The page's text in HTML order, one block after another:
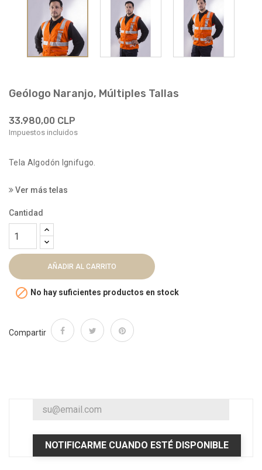
Geólogo Naranjo, Múltiples Tallas
33.980,00 CLP
Impuestos incluidos
Tela Algodón Ignifugo.
Ver más telas
Cantidad
AÑADIR AL CARRITO
 No hay suficientes productos en stock
Compartir
NOTIFICARME CUANDO ESTÉ DISPONIBLE